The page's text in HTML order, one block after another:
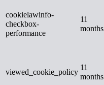
cookielawinfo-
checkbox-
performance
11
months
viewed_cookie_policy
11
months